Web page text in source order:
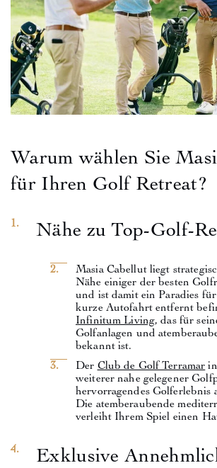
Warum wählen Sie
für Ihren Golf Retreat?
Nähe zu Top-Golf-
Masia Cabellut liegt
Nähe einiger der besten
und ist damit ein Paradies
kurze Autofahrt entfernt
Infinitum Living, das für
Golfanlagen und
bekannt ist.
Der Club de Golf Terramar
weiterer nahe gelegener
hervorragendes Golferlebnis
Die atemberaubende
verleiht Ihrem Spiel einen
Exklusive